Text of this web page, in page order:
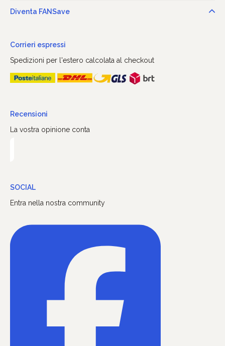
Diventa FANSave
Corrieri espressi
Spedizioni per l'estero calcolata al checkout
Recensioni
La vostra opinione conta
SOCIAL
Entra nella nostra community